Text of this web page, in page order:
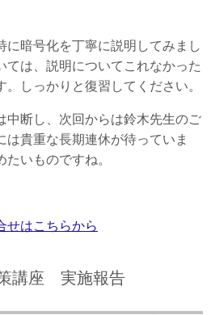
に暗号化を丁寧に説明してみまし
ては、説明についてこれなかった
しっかりと復習してください。
中断し、次回からは鈴木先生のご
は貴重な長期連休が待っていま
たいものですね。
せはこちらから
講座 実施報告